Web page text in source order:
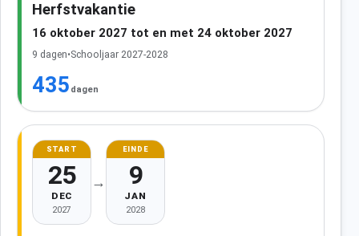
Herfstvakantie
16 oktober 2027 tot en met 24 oktober 2027
9 dagen•Schooljaar 2027-2028
435 dagen
START
25
DEC
2027
→
EINDE
9
JAN
2028